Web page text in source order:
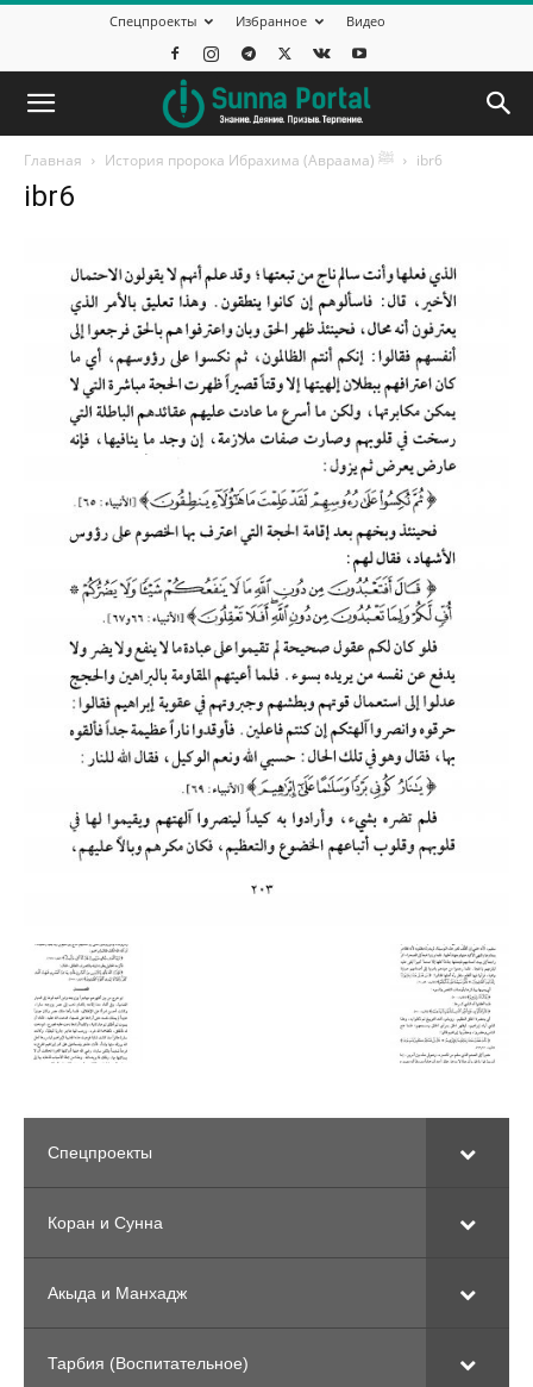
Спецпроекты Избранное Видео
Главная История пророка Ибрахима (Авраама) ﷺ ibr6
ibr6
Спецпроекты
Коран и Сунна
Акыда и Манхадж
Тарбия (Воспитательное)